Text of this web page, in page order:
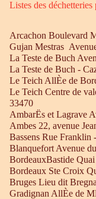
Listes des déchetteries
Arcachon Boulevard
Gujan Mestras
La Teste de Buch
La Teste de Buch -
Le Teich AllÈe de
Le Teich Centre de
33470
AmbarËs et Lagrave
Ambes 22, avenue
Bassens Rue Franklin
Blanquefort Avenue
BordeauxBastide
Bordeaux Ste Croix
Bruges Lieu dit
Gradignan AllÈe de